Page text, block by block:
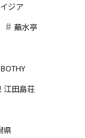
ジア
蕪水亭
江田島荘
県